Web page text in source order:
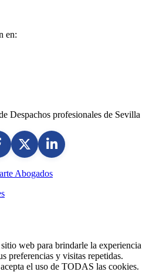
en:
Despachos profesionales de Sevilla
Abogados
web para brindarle la experiencia
preferencias y visitas repetidas.
el uso de TODAS las cookies.